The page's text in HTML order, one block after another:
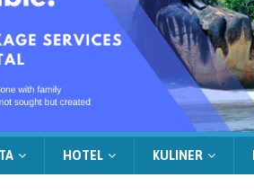
HOTEL KULINER